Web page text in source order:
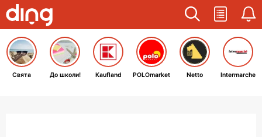
Свята До школи! Kaufland POLOmarket Netto Intermarche